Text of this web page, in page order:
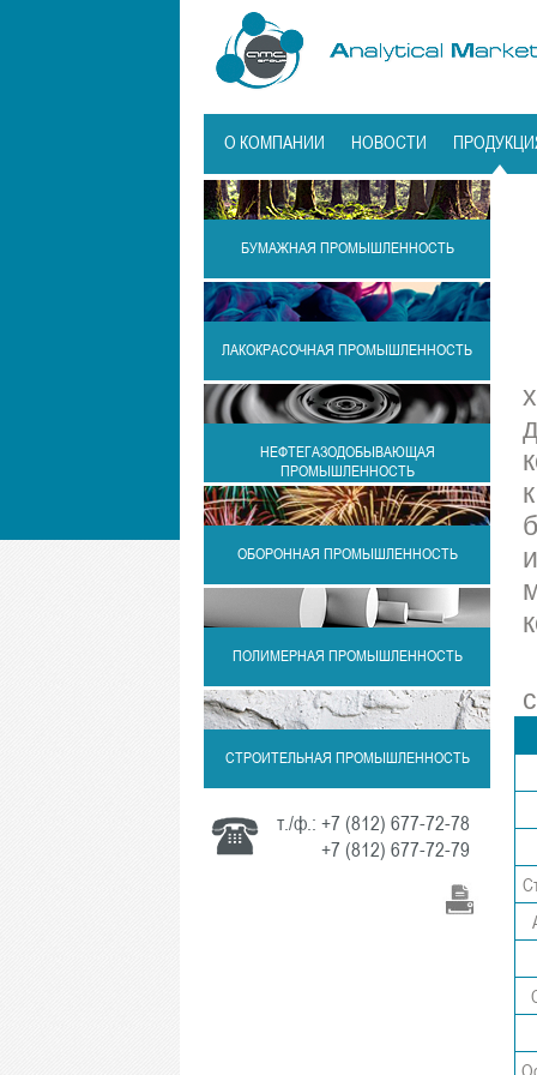
О КОМПАНИИ НОВОСТИ
БУМАЖНАЯ ПРОМЫШЛЕННОСТЬ
ЛАКОКРАСОЧНАЯ ПРОМЫШЛЕННОСТЬ
НЕФТЕГАЗОДОБЫВАЮЩАЯ
ПРОМЫШЛЕННОСТЬ
ОБОРОННАЯ ПРОМЫШЛЕННОСТЬ
ПОЛИМЕРНАЯ ПРОМЫШЛЕННОСТЬ
СТРОИТЕЛЬНАЯ ПРОМЫШЛЕННОСТЬ
т./ф.: +7 (812) 677-72-78
+7 (812) 677-72-79